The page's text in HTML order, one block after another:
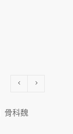
逆
骨科魏